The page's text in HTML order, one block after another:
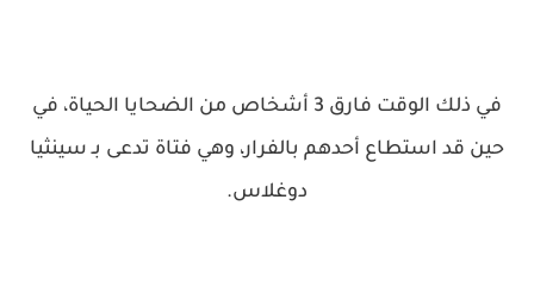
في ذلك الوقت فارق 3 أشخاص من الضحايا الحياة، في
حين قد استطاع أحدهم بالفرار، وهي فتاة تدعى بـ سينثيا
دوغلاس.